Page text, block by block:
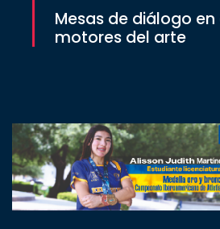
Mesas de diálogo en
motores del arte